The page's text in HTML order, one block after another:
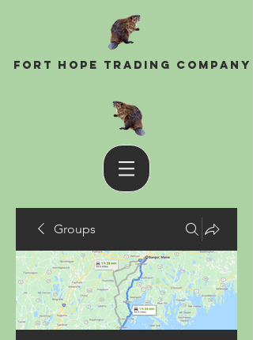
Fort Hope Trading Company
Groups